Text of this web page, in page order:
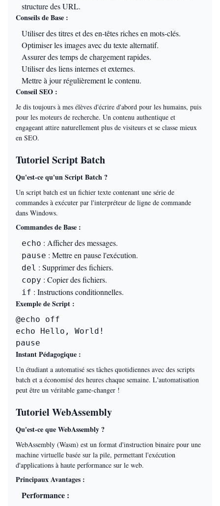
structure des URL.
Conseils de Base :
Utiliser des titres et des en-têtes riches en mots-clés.
Optimiser les images avec du texte alternatif.
Assurer des temps de chargement rapides.
Utiliser des liens internes et externes.
Mettre à jour régulièrement le contenu.
Conseil SEO :
Je dis toujours à mes élèves d'écrire d'abord pour les humains, puis
pour les moteurs de recherche. Un contenu authentique et
engageant attire naturellement plus de visiteurs et se classe mieux
en SEO.
Tutoriel Script Batch
Qu'est-ce qu'un Script Batch ?
Un script batch est un fichier texte contenant une série de
commandes à exécuter par l'interpréteur de ligne de commande
dans Windows.
Commandes de Base :
echo : Afficher des messages.
pause : Mettre en pause l'exécution.
del : Supprimer des fichiers.
copy : Copier des fichiers.
if : Instructions conditionnelles.
Exemple de Script :
@echo off
echo Hello, World!
pause
Instant Pédagogique :
Un étudiant a automatisé ses tâches quotidiennes avec des scripts
batch et a économisé des heures chaque semaine. L'automatisation
peut être un véritable game-changer !
Tutoriel WebAssembly
Qu'est-ce que WebAssembly ?
WebAssembly (Wasm) est un format d'instruction binaire pour une
machine virtuelle basée sur la pile, permettant l'exécution
d'applications à haute performance sur le web.
Principaux Avantages :
Performance :